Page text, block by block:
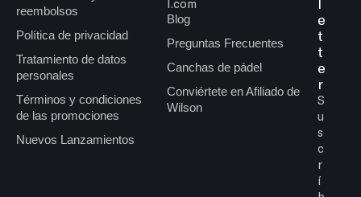
reembolsos
Política de privacidad
Tratamiento de datos
personales
Términos y condiciones
de las promociones
Nuevos Lanzamientos
l.com
Blog
Preguntas Frecuentes
Canchas de pádel
Conviértete en Afiliado de
Wilson
e
t
t
e
r
S
u
s
c
r
í